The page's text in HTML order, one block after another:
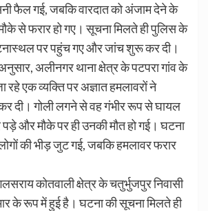
फैल गई, जबकि वारदात को अंजाम देने के
से फरार हो गए। सूचना मिलते ही पुलिस के
पर पहुंच गए और जांच शुरू कर दी।
अलीनगर थाना क्षेत्र के पटपरा गांव के
रहे एक व्यक्ति पर अज्ञात हमलावरों ने
दी। गोली लगने से वह गंभीर रूप से घायल
और मौके पर ही उनकी मौत हो गई। घटना
की भीड़ जुट गई, जबकि हमलावर फरार
कोतवाली क्षेत्र के चतुर्भुजपुर निवासी
के रूप में हुई है। घटना की सूचना मिलते ही